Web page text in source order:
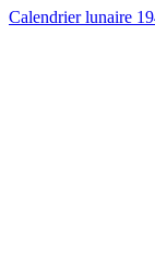
Calendrier lunaire